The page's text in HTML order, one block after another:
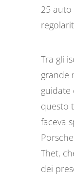
25 auto
Tra gli
grande
guidate
questo
faceva
Thet,
dei